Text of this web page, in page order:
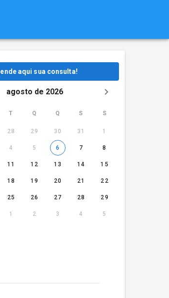
aqui sua consulta!
agosto de 2026
T Q Q S S
28 29 30 31 1
4 5 6 7 8
11 12 13 14 15
18 19 20 21 22
25 26 27 28 29
1 2 3 4 5